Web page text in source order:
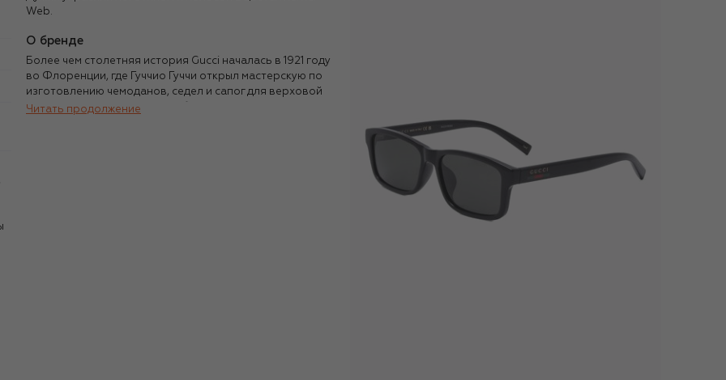
Web.
О бренде
Более чем столетняя история Gucci началась в 1921 году
во Флоренции, где Гуччио Гуччи открыл мастерскую по
изготовлению чемоданов, седел и сапог для верховой
езды. Высокое мастерство и бескомпромиссное
Читать продолжение